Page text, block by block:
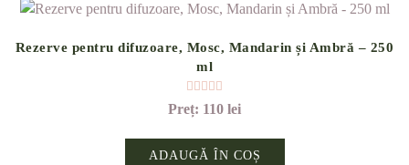
Rezerve pentru difuzoare, Mosc, Mandarin și Ambră – 250
ml
110 lei
ADAUGĂ ÎN COȘ